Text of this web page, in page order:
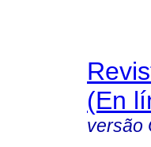
(En
versão